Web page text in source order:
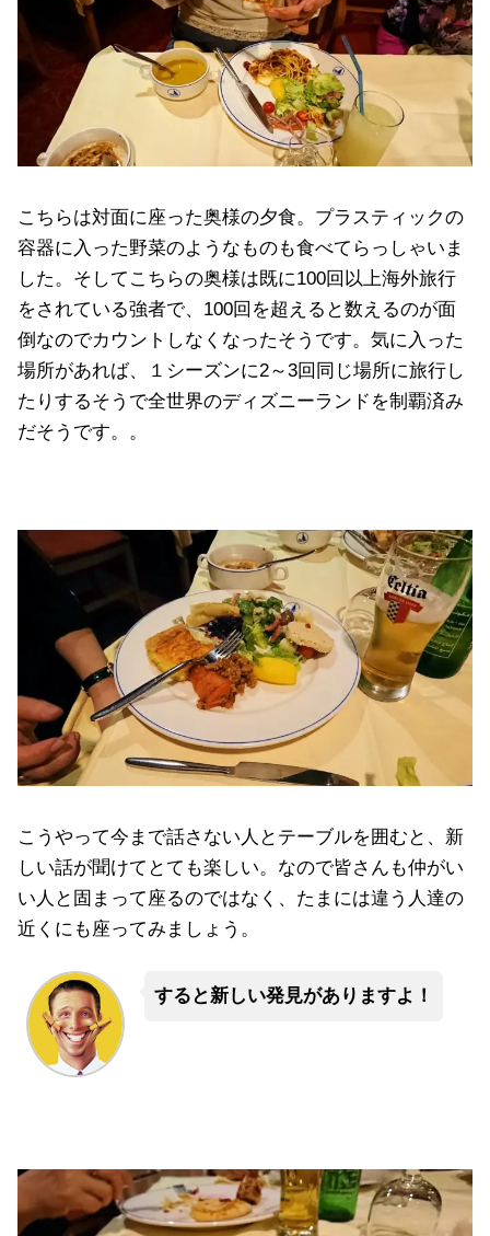
こちらは対面に座った奥様の夕食。プラスティックの
容器に入った野菜のようなものも食べてらっしゃいま
した。そしてこちらの奥様は既に100回以上海外旅行
をされている強者で、100回を超えると数えるのが面
倒なのでカウントしなくなったそうです。気に入った
場所があれば、１シーズンに2～3回同じ場所に旅行し
たりするそうで全世界のディズニーランドを制覇済み
だそうです。。
こうやって今まで話さない人とテーブルを囲むと、新
しい話が聞けてとても楽しい。なので皆さんも仲がい
い人と固まって座るのではなく、たまには違う人達の
近くにも座ってみましょう。
すると新しい発見がありますよ！